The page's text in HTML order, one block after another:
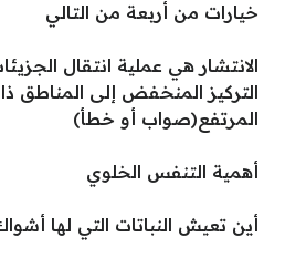
خيارات من أربعة من التالي
الانتشار هي عملية انتقال
التركيز المنخفض إلى المناطق
المرتفع(صواب أو خطأ)
أهمية التنفس الخلوي
أين تعيش النباتات التي لها